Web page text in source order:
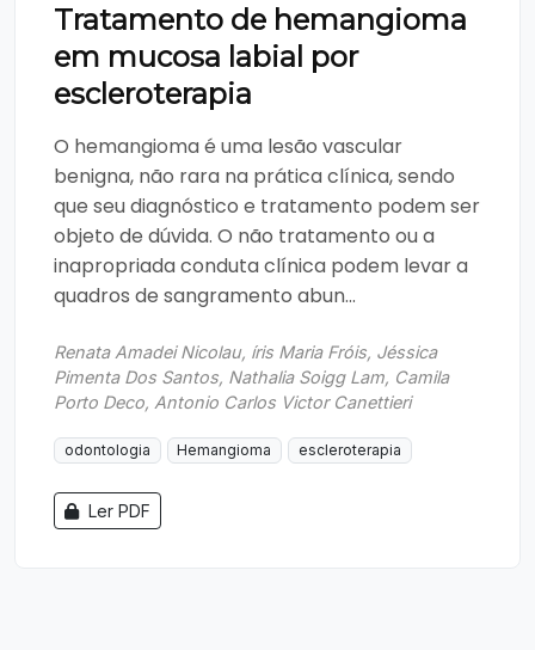
Tratamento de hemangioma
em mucosa labial por
escleroterapia
O hemangioma é uma lesão vascular
benigna, não rara na prática clínica, sendo
que seu diagnóstico e tratamento podem ser
objeto de dúvida. O não tratamento ou a
inapropriada conduta clínica podem levar a
quadros de sangramento abun...
Renata Amadei Nicolau, íris Maria Fróis, Jéssica
Pimenta Dos Santos, Nathalia Soigg Lam, Camila
Porto Deco, Antonio Carlos Victor Canettieri
odontologia Hemangioma escleroterapia
Ler PDF